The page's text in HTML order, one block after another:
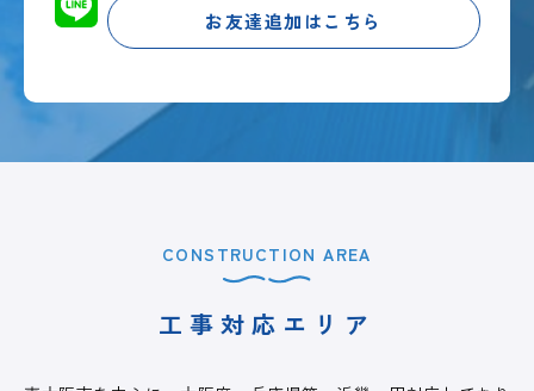
お友達追加はこちら
CONSTRUCTION AREA
工事対応エリア